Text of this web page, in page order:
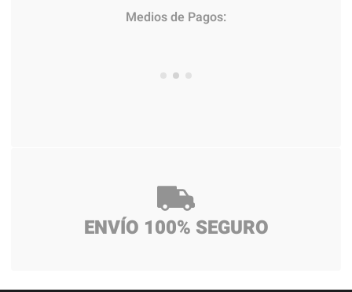
Medios de Pagos:
ENVÍO 100% SEGURO